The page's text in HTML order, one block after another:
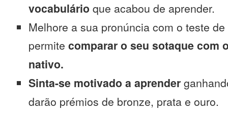
vocabulário que acabou de aprender.
Melhore a sua pronúncia com o teste
permite comparar o seu sotaque com
nativo.
Sinta-se motivado a aprender
darão prémios de bronze, prata e ouro.